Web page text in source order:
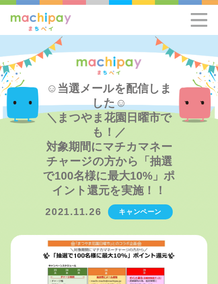
☺当選メールを配信しま
した☺
＼まつやま花園日曜市で
も！／
対象期間にマチカマネー
チャージの方から「抽選
で100名様に最大10%」ポ
イント還元を実施！！
2021.11.26 キャンペーン